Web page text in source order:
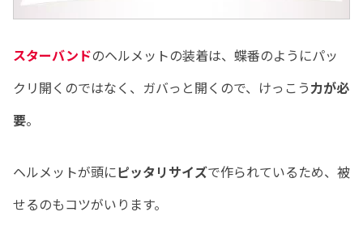
スターバンドのヘルメットの装着は、蝶番のようにパッ
クリ開くのではなく、ガバっと開くので、けっこう力が必
要。
ヘルメットが頭にピッタリサイズで作られているため、被
せるのもコツがいります。